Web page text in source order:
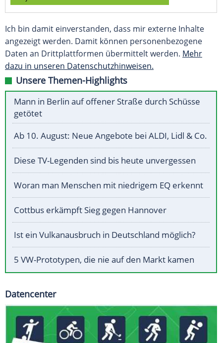
Ich bin damit einverstanden, dass mir externe Inhalte
angezeigt werden. Damit können personenbezogene
Daten an Drittplattformen übermittelt werden. Mehr
dazu in unseren Datenschutzhinweisen.
Unsere Themen-Highlights
Mann in Berlin auf offener Straße durch Schüsse
getötet
Ab 10. August: Neue Angebote bei ALDI, Lidl & Co.
Diese TV-Legenden sind bis heute unvergessen
Woran man Menschen mit niedrigem EQ erkennt
Cottbus erkämpft Sieg gegen Hannover
Ist ein Vulkanausbruch in Deutschland möglich?
5 VW-Prototypen, die nie auf den Markt kamen
Datencenter